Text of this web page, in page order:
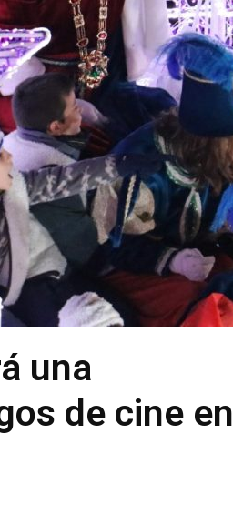
una
de cine en